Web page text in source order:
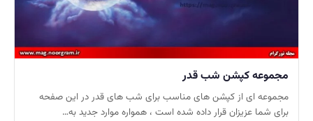
مجموعه کپشن شب قدر
مجموعه ای از کپشن های مناسب برای شب های قدر در این صفحه
برای شما عزیزان قرار داده شده است ، همواره موارد جدید به…